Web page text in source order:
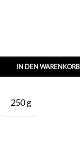
IN DEN WARENKORB
250 g